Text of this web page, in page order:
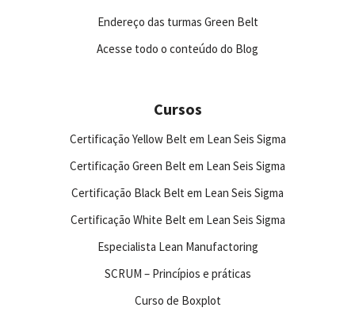
Endereço das turmas Green Belt
Acesse todo o conteúdo do Blog
Cursos
Certificação Yellow Belt em Lean Seis Sigma
Certificação Green Belt em Lean Seis Sigma
Certificação Black Belt em Lean Seis Sigma
Certificação White Belt em Lean Seis Sigma
Especialista Lean Manufactoring
SCRUM – Princípios e práticas
Curso de Boxplot